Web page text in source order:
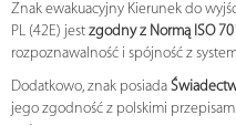
Znak ewakuacyjny Kierunek do
PL (42E) jest zgodny z Normą ISO
rozpoznawalność i spójność z
Dodatkowo, znak posiada
jego zgodność z polskimi